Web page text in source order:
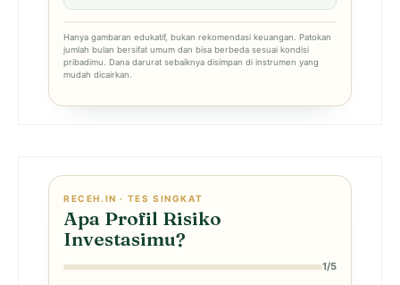
Hanya gambaran edukatif, bukan rekomendasi keuangan. Patokan
jumlah bulan bersifat umum dan bisa berbeda sesuai kondisi
pribadimu. Dana darurat sebaiknya disimpan di instrumen yang
mudah dicairkan.
RECEH.IN · TES SINGKAT
Apa Profil Risiko
Investasimu?
1/5